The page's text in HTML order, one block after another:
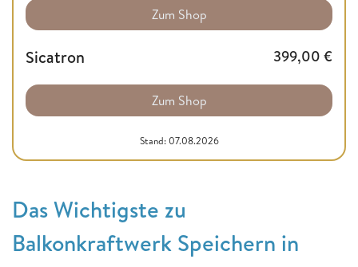
Zum Shop
Sicatron 399,00 €
Zum Shop
Stand: 07.08.2026
Das Wichtigste zu
Balkonkraftwerk Speichern in